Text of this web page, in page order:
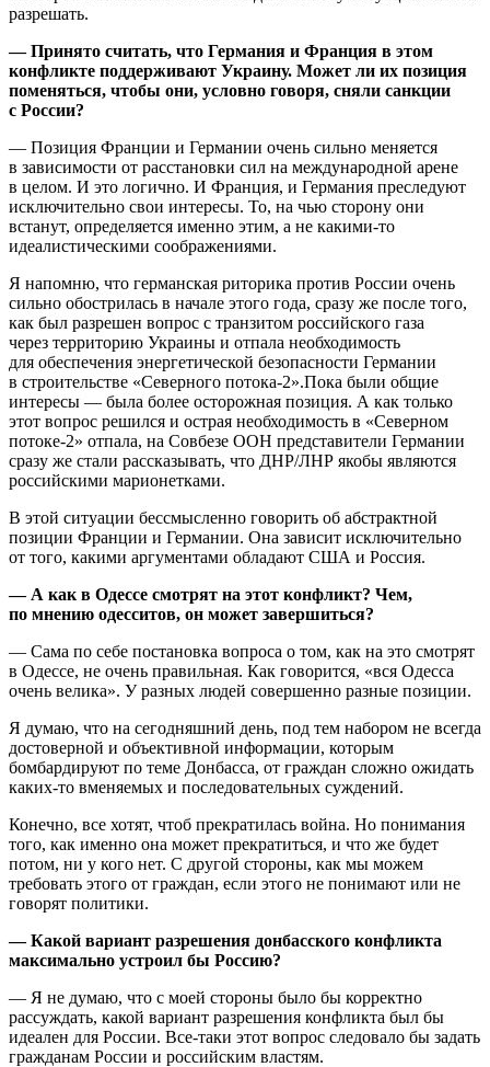
разрешать.
— Принято считать, что Германия и Франция в этом
конфликте поддерживают Украину. Может ли их позиция
поменяться, чтобы они, условно говоря, сняли санкции
с России?
— Позиция Франции и Германии очень сильно меняется
в зависимости от расстановки сил на международной арене
в целом. И это логично. И Франция, и Германия преследуют
исключительно свои интересы. То, на чью сторону они
встанут, определяется именно этим, а не какими-то
идеалистическими соображениями.
Я напомню, что германская риторика против России очень
сильно обострилась в начале этого года, сразу же после того,
как был разрешен вопрос с транзитом российского газа
через территорию Украины и отпала необходимость
для обеспечения энергетической безопасности Германии
в строительстве «Северного потока-2».Пока были общие
интересы — была более осторожная позиция. А как только
этот вопрос решился и острая необходимость в «Северном
потоке-2» отпала, на Совбезе ООН представители Германии
сразу же стали рассказывать, что ДНР/ЛНР якобы являются
российскими марионетками.
В этой ситуации бессмысленно говорить об абстрактной
позиции Франции и Германии. Она зависит исключительно
от того, какими аргументами обладают США и Россия.
— А как в Одессе смотрят на этот конфликт? Чем,
по мнению одесситов, он может завершиться?
— Сама по себе постановка вопроса о том, как на это смотрят
в Одессе, не очень правильная. Как говорится, «вся Одесса
очень велика». У разных людей совершенно разные позиции.
Я думаю, что на сегодняшний день, под тем набором не всегда
достоверной и объективной информации, которым
бомбардируют по теме Донбасса, от граждан сложно ожидать
каких-то вменяемых и последовательных суждений.
Конечно, все хотят, чтоб прекратилась война. Но понимания
того, как именно она может прекратиться, и что же будет
потом, ни у кого нет. С другой стороны, как мы можем
требовать этого от граждан, если этого не понимают или не
говорят политики.
— Какой вариант разрешения донбасского конфликта
максимально устроил бы Россию?
— Я не думаю, что с моей стороны было бы корректно
рассуждать, какой вариант разрешения конфликта был бы
идеален для России. Все-таки этот вопрос следовало бы задать
гражданам России и российским властям.